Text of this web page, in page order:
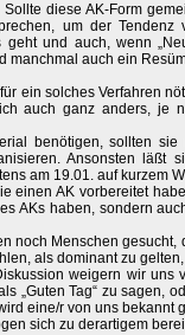
diese AK-Form
um der
und auch, wenn
manchmal auch ein
ein solches Verfahren
auch ganz anders, je
benötigen, sollten sie
Ansonsten läßt
am 19.01. auf kurzem
AK vorbereitet
AKs haben, sondern
noch Menschen
als dominant zu
weigern wir uns
„Guten Tag“ zu sagen,
eine/r von uns bekannt
sich zu derartigem